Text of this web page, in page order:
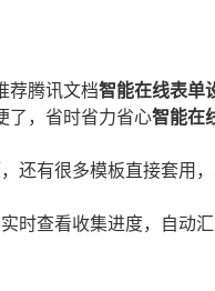
荐腾讯文档智能在线表单
了，省时省力省心智能在
还有很多模板直接套用
时查看收集进度，自动